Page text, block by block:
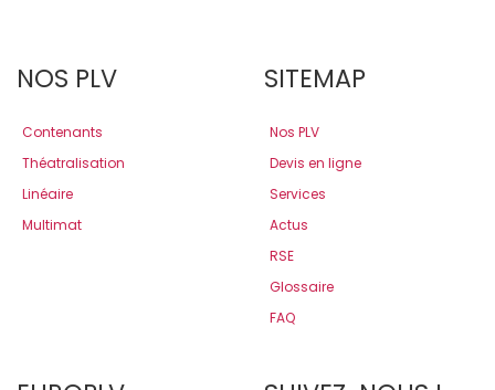
NOS PLV
Contenants
Théatralisation
Linéaire
Multimat
SITEMAP
Nos PLV
Devis en ligne
Services
Actus
RSE
Glossaire
FAQ